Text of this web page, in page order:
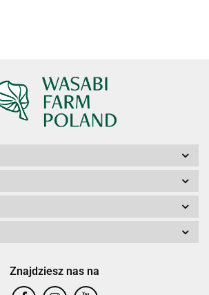
Znajdziesz nas na